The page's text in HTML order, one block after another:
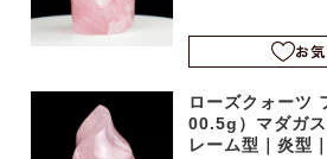
お
ローズクォーツ
00.5g）マダガ
レーム型｜炎型